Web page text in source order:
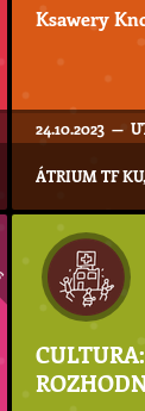
Ksawery
24.10.2023 —
ÁTRIUM TF